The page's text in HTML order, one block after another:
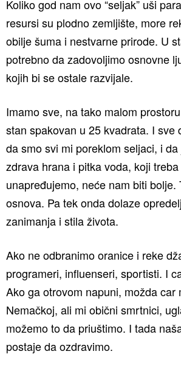
Koliko god nam ovo “seljak” uši
resursi su plodno zemljište, more
obilje šuma i nestvarne prirode. U
potrebno da zadovoljimo osnovne
kojih bi se ostale razvijale.
Imamo sve, na tako malom
stan spakovan u 25 kvadrata. I sve
da smo svi mi poreklom seljaci, i
zdrava hrana i pitka voda, koji
unapređujemo, neće nam biti bolje.
osnova. Pa tek onda dolaze
zanimanja i stila života.
Ako ne odbranimo oranice i reke
programeri, influenseri, sportisti. I
Ako ga otrovom napuni, možda car
Nemačkoj, ali mi obični smrtnici,
možemo to da priuštimo. I tada
postaje da ozdravimo.